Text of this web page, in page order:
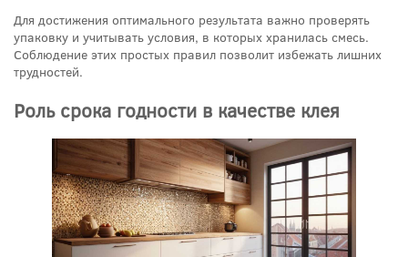
Для достижения оптимального результата важно проверять
упаковку и учитывать условия, в которых хранилась смесь.
Соблюдение этих простых правил позволит избежать лишних
трудностей.
Роль срока годности в качестве клея